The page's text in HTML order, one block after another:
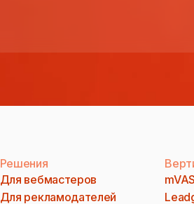
Решения
Для вебмастеров
Для рекламодателей
mVAS